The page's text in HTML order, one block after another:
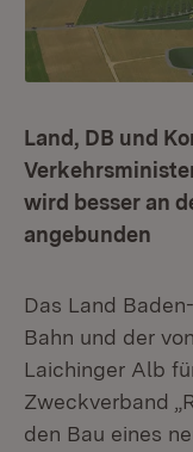
Land, DB und
wird besser an
angebunden
Das Land
Bahn und der
Laichinger Alb
Zweckverband
den Bau eines